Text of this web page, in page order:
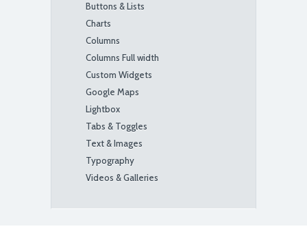
Buttons & Lists
Charts
Columns
Columns Full width
Custom Widgets
Google Maps
Lightbox
Tabs & Toggles
Text & Images
Typography
Videos & Galleries